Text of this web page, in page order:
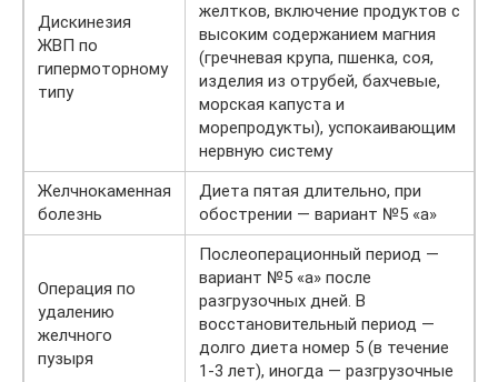
Дискинезия
ЖВП по
гипермоторному
типу
желтков, включение продуктов с
высоким содержанием магния
(гречневая крупа, пшенка, соя,
изделия из отрубей, бахчевые,
морская капуста и
морепродукты), успокаивающим
нервную систему
Желчнокаменная
болезнь
Диета пятая длительно, при
обострении — вариант №5 «а»
Операция по
удалению
желчного
пузыря
Послеоперационный период —
вариант №5 «а» после
разгрузочных дней. В
восстановительный период —
долго диета номер 5 (в течение
1-3 лет), иногда — разгрузочные